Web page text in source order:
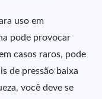
uso em
pode provocar
casos raros, pode
de pressão baixa
você deve se